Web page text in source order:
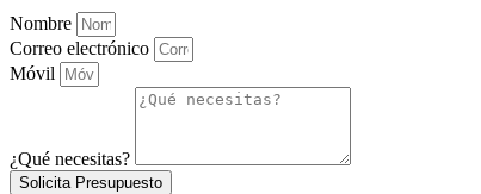
Nombre
Correo electrónico
Móvil
¿Qué necesitas?
Solicita Presupuesto